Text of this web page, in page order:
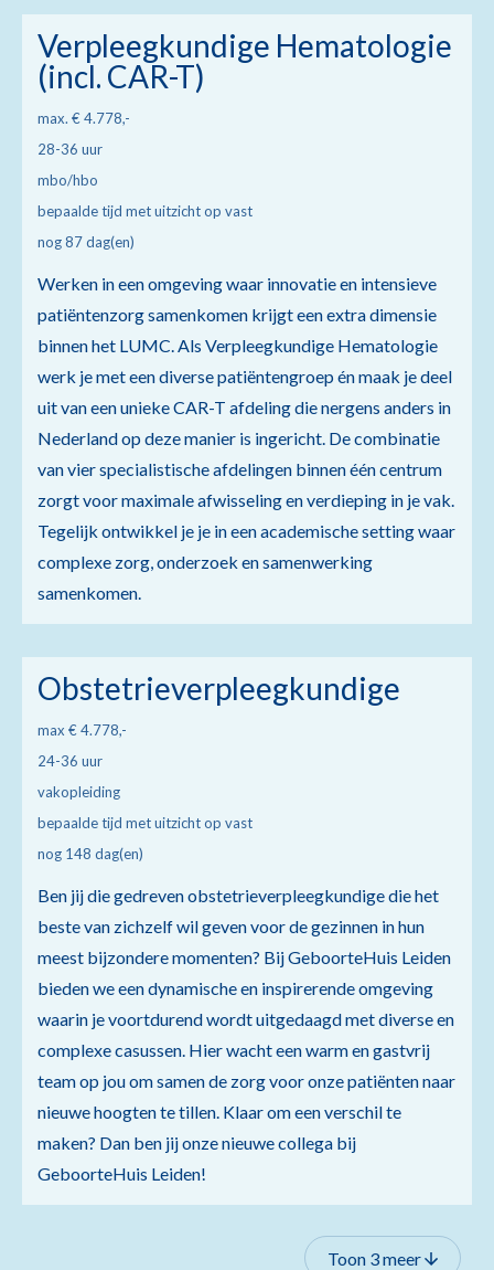
Verpleegkundige Hematologie
(incl. CAR-T)
max. € 4.778,-
28-36 uur
mbo/hbo
bepaalde tijd met uitzicht op vast
nog 87 dag(en)
Werken in een omgeving waar innovatie en intensieve
patiëntenzorg samenkomen krijgt een extra dimensie
binnen het LUMC. Als Verpleegkundige Hematologie
werk je met een diverse patiëntengroep én maak je deel
uit van een unieke CAR-T afdeling die nergens anders in
Nederland op deze manier is ingericht. De combinatie
van vier specialistische afdelingen binnen één centrum
zorgt voor maximale afwisseling en verdieping in je vak.
Tegelijk ontwikkel je je in een academische setting waar
complexe zorg, onderzoek en samenwerking
samenkomen.
Obstetrieverpleegkundige
max € 4.778,-
24-36 uur
vakopleiding
bepaalde tijd met uitzicht op vast
nog 148 dag(en)
Ben jij die gedreven obstetrieverpleegkundige die het
beste van zichzelf wil geven voor de gezinnen in hun
meest bijzondere momenten? Bij GeboorteHuis Leiden
bieden we een dynamische en inspirerende omgeving
waarin je voortdurend wordt uitgedaagd met diverse en
complexe casussen. Hier wacht een warm en gastvrij
team op jou om samen de zorg voor onze patiënten naar
nieuwe hoogten te tillen. Klaar om een verschil te
maken? Dan ben jij onze nieuwe collega bij
GeboorteHuis Leiden!
Toon 3 meer